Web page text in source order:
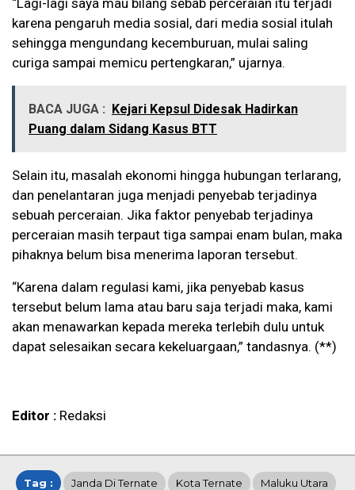
karena pengaruh media sosial, dari media sosial itulah
sehingga mengundang kecemburuan, mulai saling
curiga sampai memicu pertengkaran,” ujarnya.
BACA JUGA : Kejari Kepsul Didesak Hadirkan
Puang dalam Sidang Kasus BTT
Selain itu, masalah ekonomi hingga hubungan terlarang,
dan penelantaran juga menjadi penyebab terjadinya
sebuah perceraian. Jika faktor penyebab terjadinya
perceraian masih terpaut tiga sampai enam bulan, maka
pihaknya belum bisa menerima laporan tersebut.
“Karena dalam regulasi kami, jika penyebab kasus
tersebut belum lama atau baru saja terjadi maka, kami
akan menawarkan kepada mereka terlebih dulu untuk
dapat selesaikan secara kekeluargaan,” tandasnya. (**)
Editor : Redaksi
Tag : Janda Di Ternate Kota Ternate Maluku Utara